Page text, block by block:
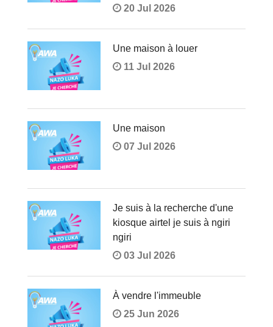
20 Jul 2026
Une maison à louer
11 Jul 2026
Une maison
07 Jul 2026
Je suis à la recherche d'une
kiosque airtel je suis à ngiri
ngiri
03 Jul 2026
À vendre l'immeuble
25 Jun 2026